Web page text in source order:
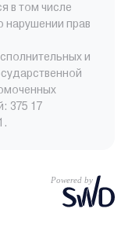
в том числе
нарушении прав
и
375 17